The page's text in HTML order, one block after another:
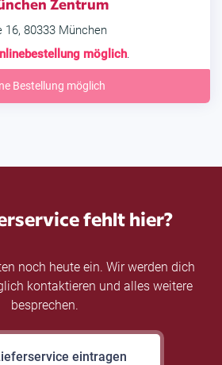
80333 München
möglich.
Bestellung möglich
fehlt hier?
noch heute ein. Wir werden dich
kontaktieren und alles weitere
besprechen.
eintragen